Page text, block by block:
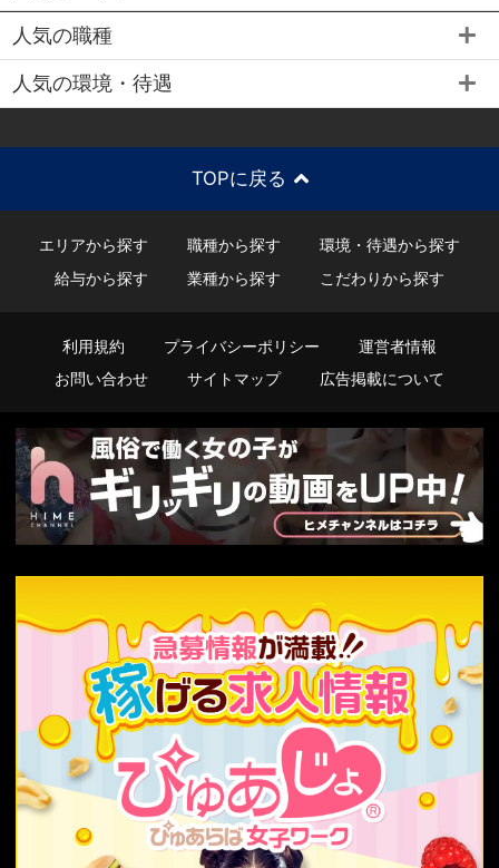
人気の職種
人気の環境・待遇
TOPに戻る
エリアから探す 職種から探す
環境・待遇から探す
給与から探す
業種から探す こだわりから探す
利用規約 プライバシーポリシー
運営者情報
お問い合わせ
サイトマップ 広告掲載について